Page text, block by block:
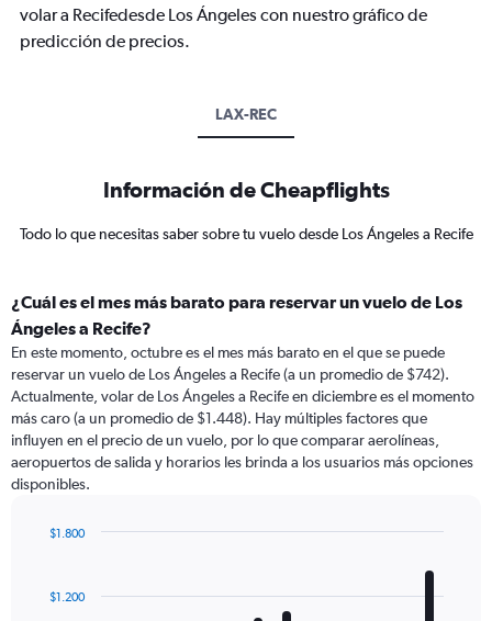
volar a Recifedesde Los Ángeles con nuestro gráfico de
predicción de precios.
LAX-REC
Información de Cheapflights
Todo lo que necesitas saber sobre tu vuelo desde Los Ángeles a Recife
¿Cuál es el mes más barato para reservar un vuelo de Los
Ángeles a Recife?
En este momento, octubre es el mes más barato en el que se puede
reservar un vuelo de Los Ángeles a Recife (a un promedio de $742).
Actualmente, volar de Los Ángeles a Recife en diciembre es el momento
más caro (a un promedio de $1.448). Hay múltiples factores que
influyen en el precio de un vuelo, por lo que comparar aerolíneas,
aeropuertos de salida y horarios les brinda a los usuarios más opciones
disponibles.
with
12
$1.200
$1.800